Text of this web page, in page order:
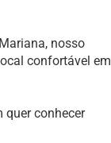
nosso
confortável em
quer conhecer